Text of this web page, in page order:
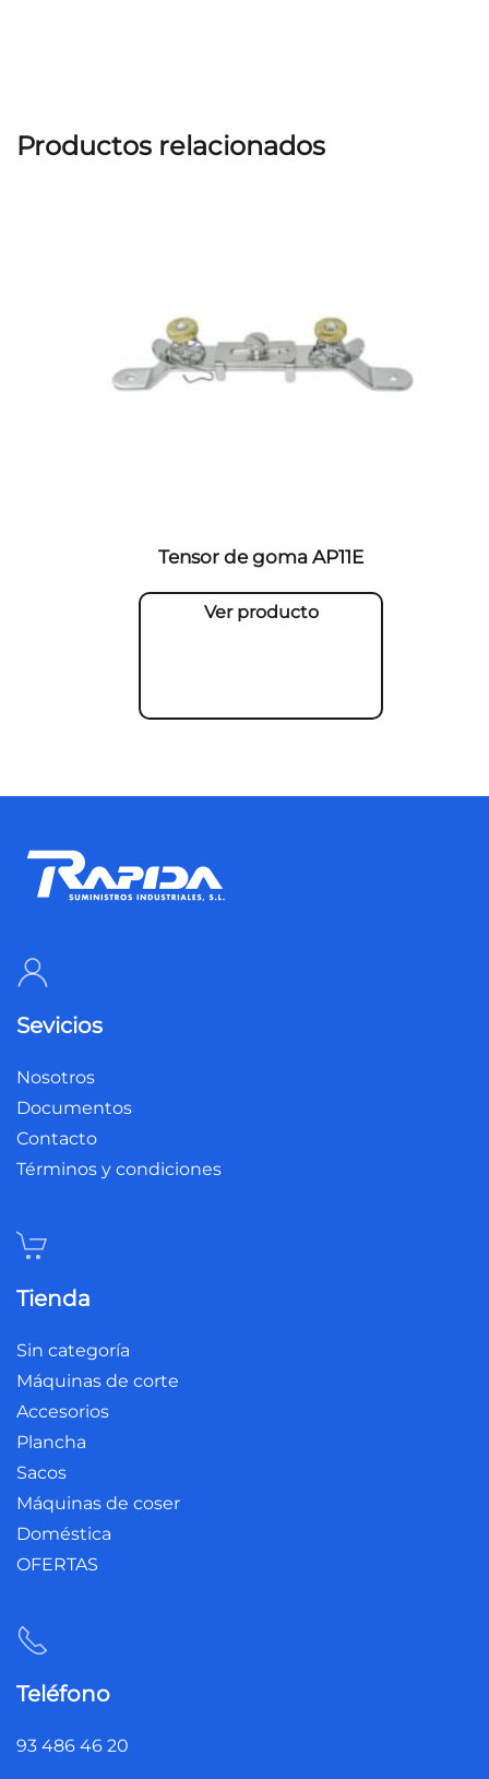
Productos relacionados
Tensor de goma AP11E
Ver producto
Sevicios
Nosotros
Documentos
Contacto
Términos y condiciones
Tienda
Sin categoría
Máquinas de corte
Accesorios
Plancha
Sacos
Máquinas de coser
Doméstica
OFERTAS
Teléfono
93 486 46 20